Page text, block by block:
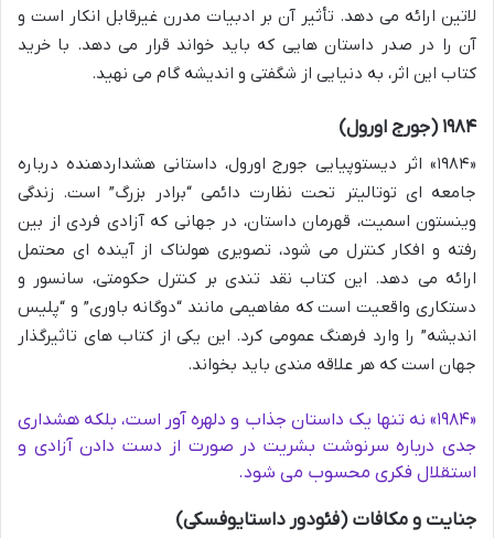
لاتین ارائه می دهد. تأثیر آن بر ادبیات مدرن غیرقابل انکار است و
آن را در صدر داستان هایی که باید خواند قرار می دهد. با خرید
کتاب این اثر، به دنیایی از شگفتی و اندیشه گام می نهید.
۱۹۸۴ (جورج اورول)
«۱۹۸۴» اثر دیستوپیایی جورج اورول، داستانی هشداردهنده درباره
جامعه ای توتالیتر تحت نظارت دائمی “برادر بزرگ” است. زندگی
وینستون اسمیت، قهرمان داستان، در جهانی که آزادی فردی از بین
رفته و افکار کنترل می شود، تصویری هولناک از آینده ای محتمل
ارائه می دهد. این کتاب نقد تندی بر کنترل حکومتی، سانسور و
دستکاری واقعیت است که مفاهیمی مانند “دوگانه باوری” و “پلیس
اندیشه” را وارد فرهنگ عمومی کرد. این یکی از کتاب های تاثیرگذار
جهان است که هر علاقه مندی باید بخواند.
«۱۹۸۴» نه تنها یک داستان جذاب و دلهره آور است، بلکه هشداری
جدی درباره سرنوشت بشریت در صورت از دست دادن آزادی و
استقلال فکری محسوب می شود.
جنایت و مکافات (فئودور داستایوفسکی)